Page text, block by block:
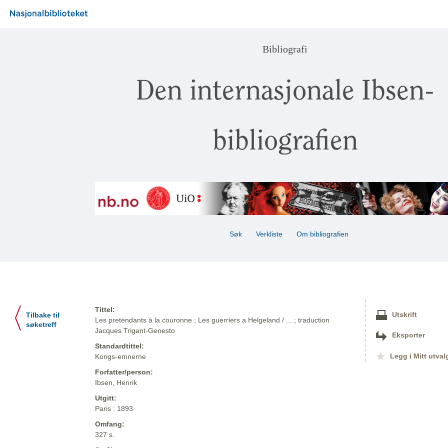
Bibliografi
Den internasjonale Ibsen-
bibliografien
Søk Verkliste Om bibliografien
Tilbake til
søketreff
Tittel:
Les pretendants à la couronne ; Les guerriers a Helgeland / ... ; traduction
Jacques Trigant-Genesto
Standardtittel:
Kongs-emnerne
Forfatter/person:
Ibsen, Henrik
Utgitt:
Paris : 1893
Omfang:
327 s.
Utskrift
Eksporter
Legg i Mitt